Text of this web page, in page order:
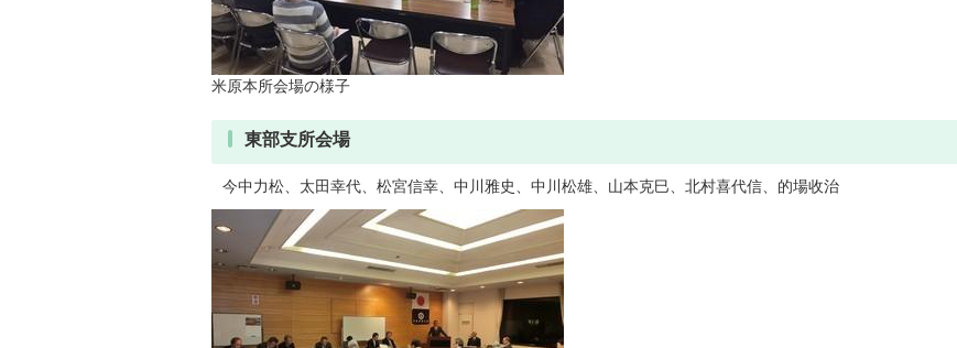
米原本所会場の様子
東部支所会場
今中力松、太田幸代、松宮信幸、中川雅史、中川松雄、山本克巳、北村喜代信、的場收治